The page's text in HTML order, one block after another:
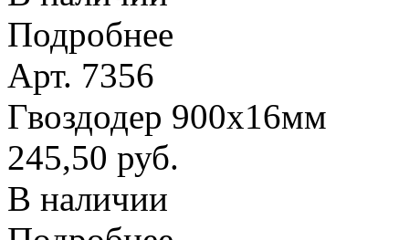
Подробнее
Арт. 7356
Гвоздодер 900х16мм
245,50 руб.
В наличии